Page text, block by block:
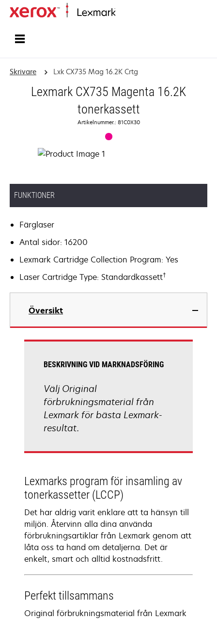
Skrivare Lxk CX735 Mag 16.2K Crtg
Lexmark CX735 Magenta 16.2K
tonerkassett
Artikelnummer.: 81C0X30
FUNKTIONER
Färglaser
Antal sidor: 16200
Lexmark Cartridge Collection Program: Yes
Laser Cartridge Type: Standardkassett†
Översikt
BESKRIVNING VID MARKNADSFÖRING
Välj Original
förbrukningsmaterial från
Lexmark för bästa Lexmark-
resultat.
Lexmarks program för insamling av
tonerkassetter (LCCP)
Det har aldrig varit enklare att ta hänsyn till
miljön. Återvinn alla dina använda
förbrukningsartiklar från Lexmark genom att
låta oss ta hand om detaljerna. Det är
enkelt, smart och alltid kostnadsfritt.
Perfekt tillsammans
Original förbrukningsmaterial från Lexmark